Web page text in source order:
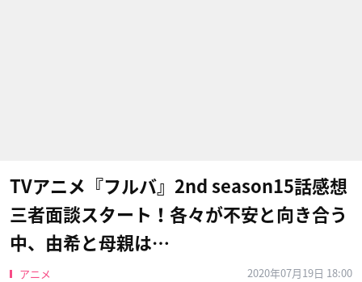
TVアニメ『フルバ』2nd season15話感想
三者面談スタート！各々が不安と向き合う
中、由希と母親は…
アニメ
2020年07月19日 18:00